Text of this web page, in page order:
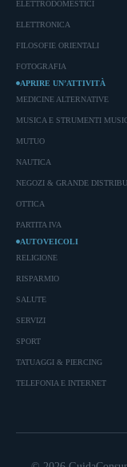
ELETTRODOMESTICI
ELETTRONICA
FILOSOFIE ORIENTALI
FOTOGRAFIA
APRIRE UN’ATTIVITÀ
MEDICINE ALTERNATIVE
MUSICA E STRUMENTI
MUTUO
NAUTICA
NEGOZI & GRANDE
OTTICA
PARTITA IVA
AUTOVEICOLI
RELIGIONE
RISPARMIO
SALUTE
SERVIZI
SPORT
TATUAGGI & PIERCING
TELEFONIA E INTERNET